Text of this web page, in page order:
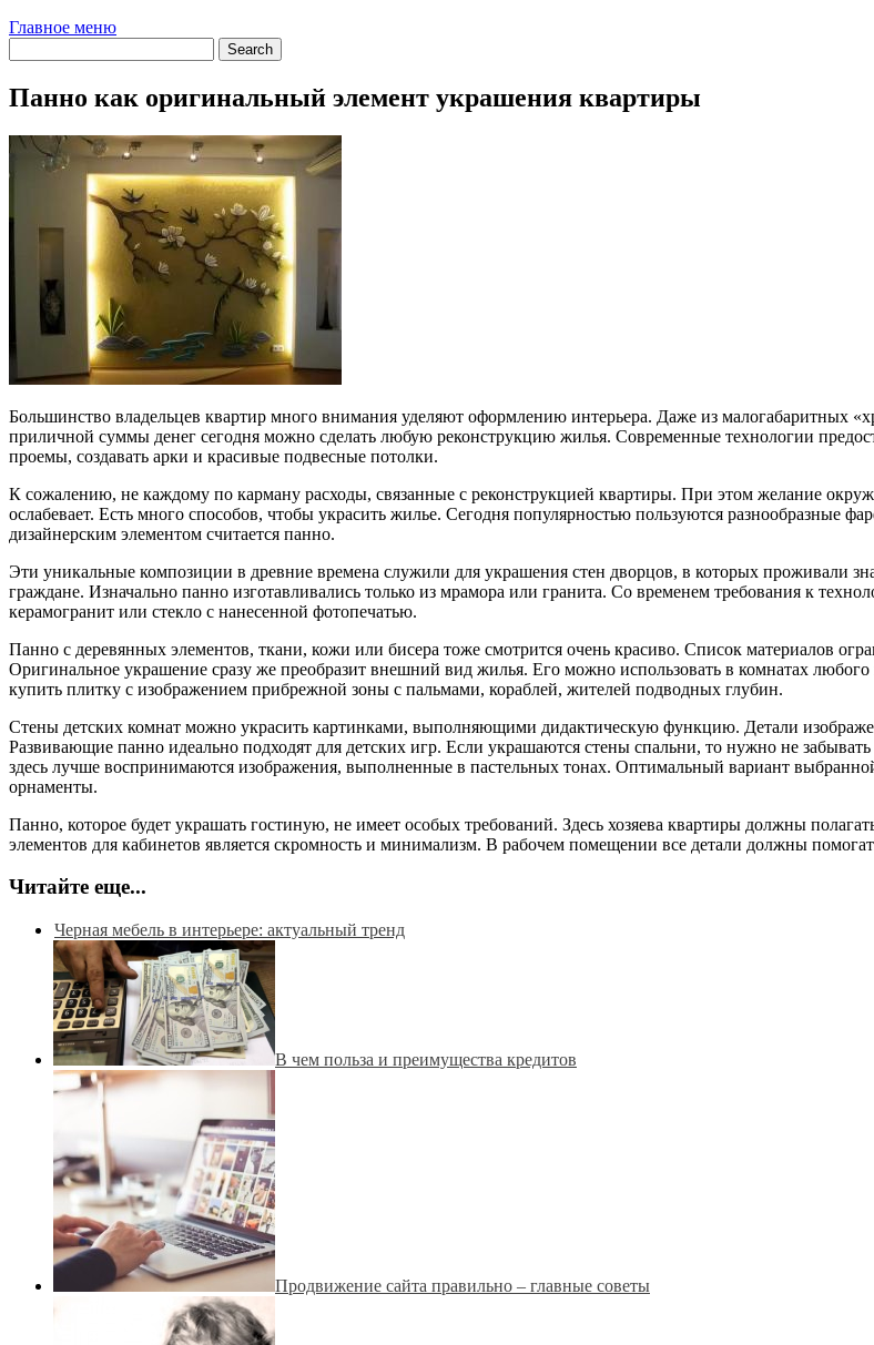
Главное меню
Панно как оригинальный элемент украшения квартиры
Большинство владельцев квартир много внимания уделяют оформлению интерьера. Даже из малогабаритных
приличной суммы денег сегодня можно сделать любую реконструкцию жилья. Современные технологии
проемы, создавать арки и красивые подвесные потолки.
К сожалению, не каждому по карману расходы, связанные с реконструкцией квартиры. При этом желание
ослабевает. Есть много способов, чтобы украсить жилье. Сегодня популярностью пользуются разнообразные
дизайнерским элементом считается панно.
Эти уникальные композиции в древние времена служили для украшения стен дворцов, в которых проживали
граждане. Изначально панно изготавливались только из мрамора или гранита. Со временем требования к
керамогранит или стекло с нанесенной фотопечатью.
Панно с деревянных элементов, ткани, кожи или бисера тоже смотрится очень красиво. Список материалов
Оригинальное украшение сразу же преобразит внешний вид жилья. Его можно использовать в комнатах
купить плитку с изображением прибрежной зоны с пальмами, кораблей, жителей подводных глубин.
Стены детских комнат можно украсить картинками, выполняющими дидактическую функцию. Детали
Развивающие панно идеально подходят для детских игр. Если украшаются стены спальни, то нужно не
здесь лучше воспринимаются изображения, выполненные в пастельных тонах. Оптимальный вариант
орнаменты.
Панно, которое будет украшать гостиную, не имеет особых требований. Здесь хозяева квартиры должны
элементов для кабинетов является скромность и минимализм. В рабочем помещении все детали должны
Читайте еще...
Черная мебель в интерьере: актуальный тренд
В чем польза и преимущества кредитов
Продвижение сайта правильно – главные советы